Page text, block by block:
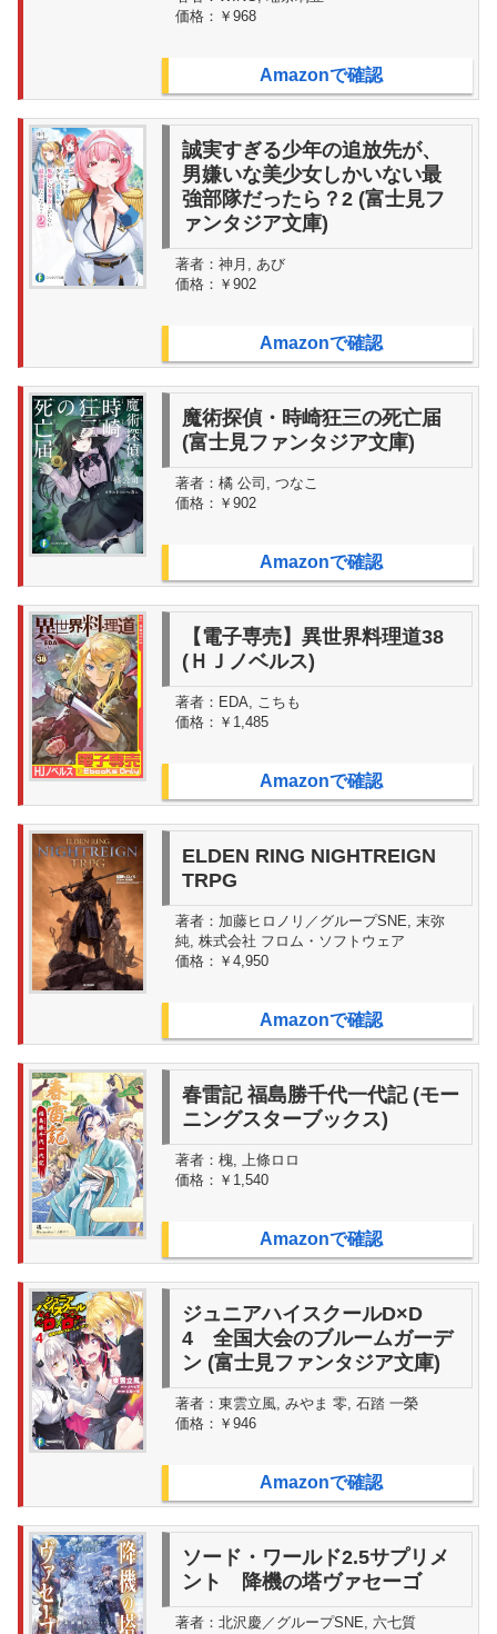
価格： ￥968
Amazonで確認
誠実すぎる少年の追放先が、
男嫌いな美少女しかいない最
強部隊だったら？2 (富士見フ
ァンタジア文庫)
著者： 神月, あび
価格： ￥902
Amazonで確認
魔術探偵・時崎狂三の死亡届
(富士見ファンタジア文庫)
著者： 橘 公司, つなこ
価格： ￥902
Amazonで確認
【電子専売】異世界料理道38
(ＨＪノベルス)
著者： EDA, こちも
価格： ￥1,485
Amazonで確認
ELDEN RING NIGHTREIGN
TRPG
著者： 加藤ヒロノリ／グループSNE, 末弥
純, 株式会社 フロム・ソフトウェア
価格： ￥4,950
Amazonで確認
春雷記 福島勝千代一代記 (モー
ニングスターブックス)
著者： 槐, 上條ロロ
価格： ￥1,540
Amazonで確認
ジュニアハイスクールD×D
4 全国大会のブルームガーデ
ン (富士見ファンタジア文庫)
著者： 東雲立風, みやま 零, 石踏 一榮
価格： ￥946
Amazonで確認
ソード・ワールド2.5サプリメ
ント 降機の塔ヴァセーゴ
著者： 北沢慶／グループSNE, 六七質